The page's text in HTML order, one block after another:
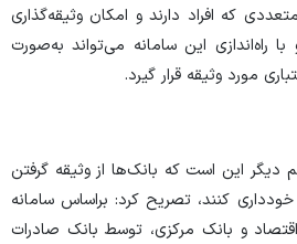
که افراد دارند و امکان وثیقه‌گذاری
راه‌اندازی این سامانه می‌تواند به‌صورت
مورد وثیقه قرار گیرد.
دیگر این است که بانک‌ها از وثیقه گرفتن
کنند، تصریح کرد: براساس سامانه
و بانک مرکزی، توسط بانک صادرات